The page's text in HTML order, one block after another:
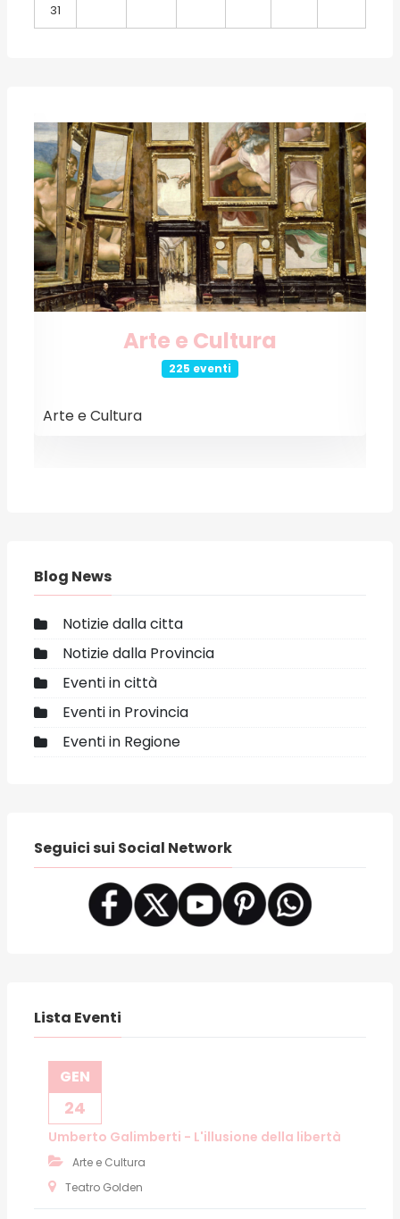
31
Conferenze e Incontri
89 eventi
Conferenze e Incontri
Blog News
Notizie dalla citta
Notizie dalla Provincia
Eventi in città
Eventi in Provincia
Eventi in Regione
Seguici sui Social Network
Lista Eventi
GEN
24
Umberto Galimberti - L'illusione della libertà
Arte e Cultura
Teatro Golden